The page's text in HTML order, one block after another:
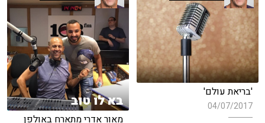
'בריאת עולם'
04/07/2017 בא לו טוב
מאור אדרי מתארח באולפן